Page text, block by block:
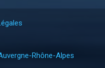
Rhône-Alpes